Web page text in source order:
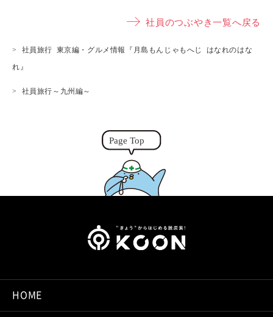
y
L
s
e
e
t
e
社員のつぶやき一覧へ戻る
社員旅行 東京編・グルメ情報『月島もんじゃもへじ はなれのはな
れ』
社員旅行～九州編～
HOME